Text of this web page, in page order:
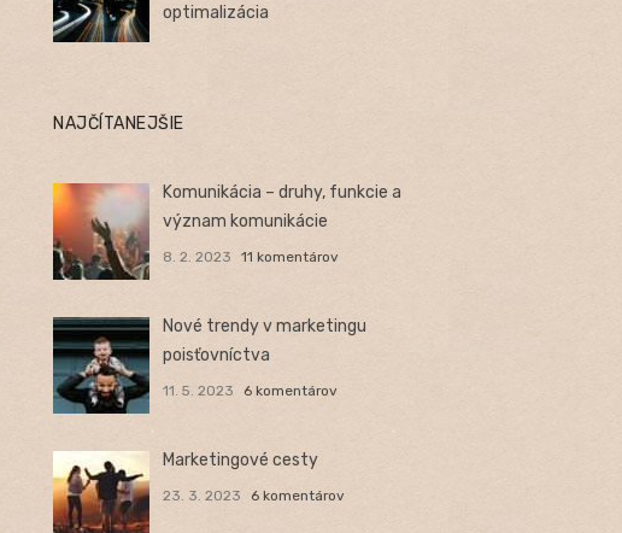
optimalizácia
NAJČÍTANEJŠIE
Komunikácia – druhy, funkcie a
význam komunikácie
8. 2. 2023 11 komentárov
Nové trendy v marketingu
poisťovníctva
11. 5. 2023 6 komentárov
Marketingové cesty
23. 3. 2023 6 komentárov